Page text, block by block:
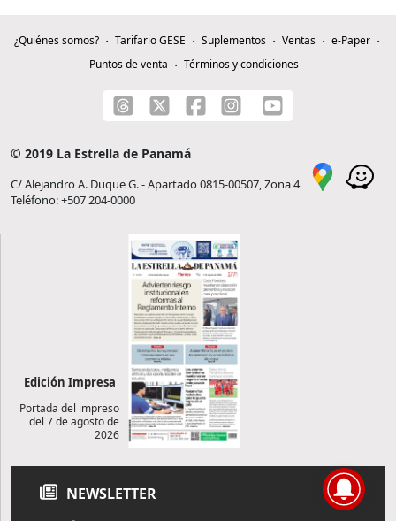
¿Quiénes somos? Tarifario GESE Suplementos Ventas
e-Paper
Puntos de venta
Términos y condiciones
© 2019 La Estrella de Panamá
C/ Alejandro A. Duque G. - Apartado 0815-00507, Zona 4
Teléfono: +507 204-0000
Edición Impresa
Portada del impreso
del 7 de agosto de
2026
NEWSLETTER